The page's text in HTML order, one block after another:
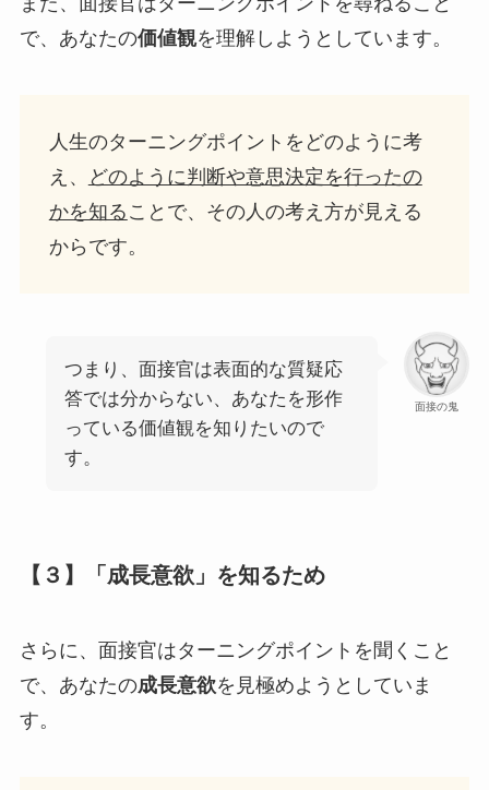
で、あなたの価値観を理解しようとしています。
人生のターニングポイントをどのように考
え、
どのように判断や意思決定を行ったの
かを知る ことで、その人の考え方が見える
からです。
面接の鬼
つまり、面接官は表面的な質疑応
答では分からない、あなたを形作
っている価値観を知りたいので
す。
【３】「成長意欲」を知るため
さらに、面接官はターニングポイントを聞くこと
で、あなたの成長意欲を見極めようとしていま
す。